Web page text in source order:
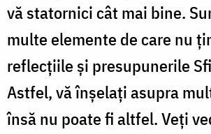
vă statornici cât mai bine.
multe elemente de care nu
reflecţiile şi presupunerile
Astfel, vă înşelaţi asupra
însă nu poate fi altfel. Veţi